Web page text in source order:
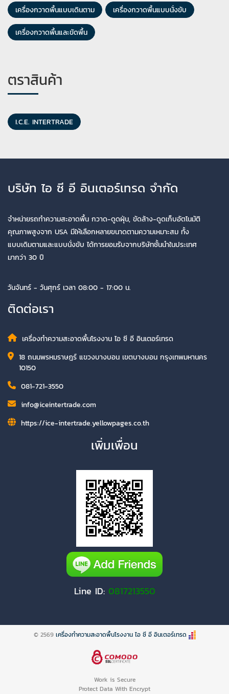
เครื่องกวาดพื้นแบบเดินตาม เครื่องกวาดพื้นแบบนั่งขับ
เครื่องกวาดพื้นและขัดพื้น
ตราสินค้า
I.C.E. INTERTRADE
บริษัท ไอ ซี อี อินเตอร์เทรด จำกัด
จำหน่ายรถทำความสะอาดพื้น กวาด-ดูดฝุ่น, ขัดล้าง-ดูดเก็บอัตโนมัติ
คุณภาพสูงจาก USA มีให้เลือกหลายขนาดตามความเหมาะสม ทั้ง
แบบเดิมตามและแบบนั่งขับ ได้การยอมรับจากบริษัทชั้นนำในประเทศ
มากว่า 30 ปี
วันจันทร์ - วันศุกร์ เวลา 08:00 - 17:00 น.
ติดต่อเรา
เครื่องทำความสะอาดพื้นโรงงาน ไอ ซี อี อินเตอร์เทรด
18 ถนนพรหมราษฎร์ แขวงบางบอน เขตบางบอน กรุงเทพมหานคร
10150
081-721-3550
info@iceintertrade.com
https://ice-intertrade.yellowpages.co.th
เพิ่มเพื่อน
Line ID: 0817213550
© 2569 เครื่องทำความสะอาดพื้นโรงงาน ไอ ซี อี อินเตอร์เทรด
Work is Secure
Protect Data With Encrypt